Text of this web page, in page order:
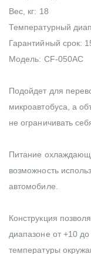
Вес, кг: 18
Температурный
Гарантийный срок:
Модель: CF-050AC
Подойдет для
микроавтобуса, а
не ограничивать
Питание
возможность
автомобиле.
Конструкция
диапазоне от +10
температуры